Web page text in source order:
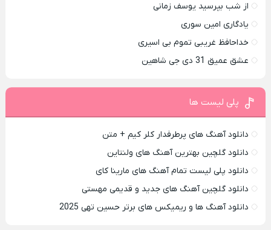
از شب بپرسید یوسف زمانی
یادگاری امین سوری
خداحافظ غریبی تموم بی اسیری
عشق عمیق 31 دی جی شاهین
پلی لیست ها
دانلود آهنگ های پرطرفدار کلر کیم + متن
دانلود گلچین بهترین آهنگ های ولنتاین
دانلود پلی لیست تمام آهنگ های مارینا کای
دانلود گلچین آهنگ های جدید و قدیمی مهستی
دانلود آهنگ ها و ریمیکس های برتر حسین تهی 2025